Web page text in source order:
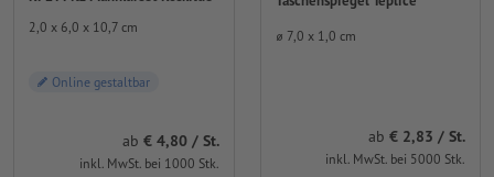
2,0 x 6,0 x 10,7 cm
Online gestaltbar
ab 4,80 / St.
inkl. MwSt. bei 1000 Stk.
⌀ 7,0 x 1,0 cm
ab 2,83 / St.
inkl. MwSt. bei 5000 Stk.